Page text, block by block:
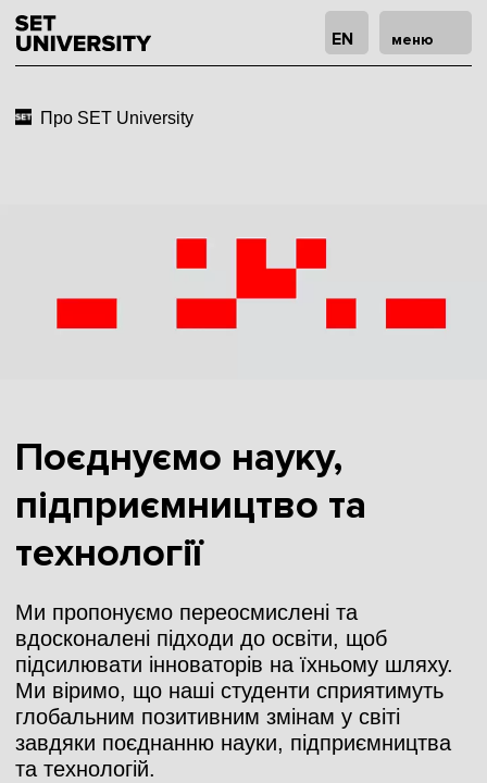
EN меню
Про SET University
Поєднуємо науку,
підприємництво та
технології
Ми пропонуємо переосмислені та
вдосконалені підходи до освіти, щоб
підсилювати інноваторів на їхньому шляху.
Ми віримо, що наші студенти сприятимуть
глобальним позитивним змінам у світі
завдяки поєднанню науки, підприємництва
та технологій.